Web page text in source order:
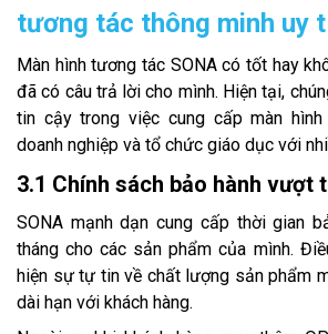
tương tác thông minh uy
Màn hình tương tác SONA có tốt hay
đã có câu trả lời cho mình. Hiện tại,
tin cậy trong việc cung cấp màn
doanh nghiệp và tổ chức giáo dục với
3.1 Chính sách bảo hành vượt
SONA mạnh dạn cung cấp thời gian
tháng cho các sản phẩm của mình.
hiện sự tự tin về chất lượng sản phẩm
dài hạn với khách hàng.